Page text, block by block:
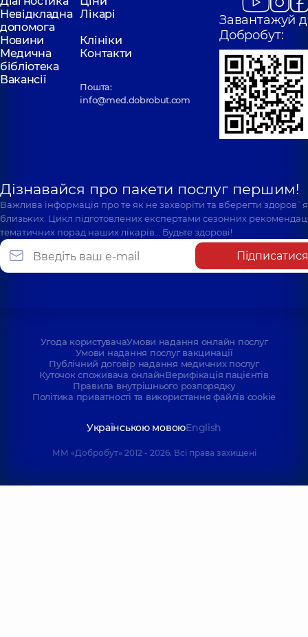
Невідкладна
допомога
Лікарі
Новини
Клініки
Медична
бібліотека
Контакти
Вакансії
Пошта:
info@med.dobrobut.com
Завантажуй
Добробут:
Дізнавайся про пакети послуг першим!
Важлива інформація про те як не захворіти та вберегти
близьких. Цикл підготовлених експертами сезонних
тематичних порад наших лікарів… Будьте здорові!
Підписатися
Угода користувачаУмови надання онлайн послуг
Умови надання послуг вакцинації
Публічний договір надання медичних послуг
Куточок споживача онлайнВерифікація пацієнтів
Правила внутрішнього розпорядку
Політика приватності та використання файлів cookie
Українською мовоюEnglish
ММ «Добробут» 2012 - 2026. Всі права захищені